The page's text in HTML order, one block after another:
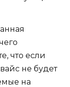
что если
не будет
на